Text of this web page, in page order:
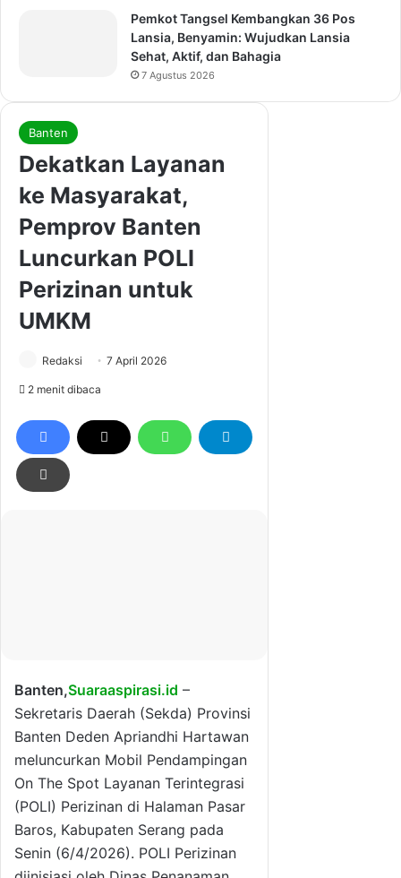
Pemkot Tangsel Kembangkan 36 Pos
Lansia, Benyamin: Wujudkan Lansia
Sehat, Aktif, dan Bahagia
7 Agustus 2026